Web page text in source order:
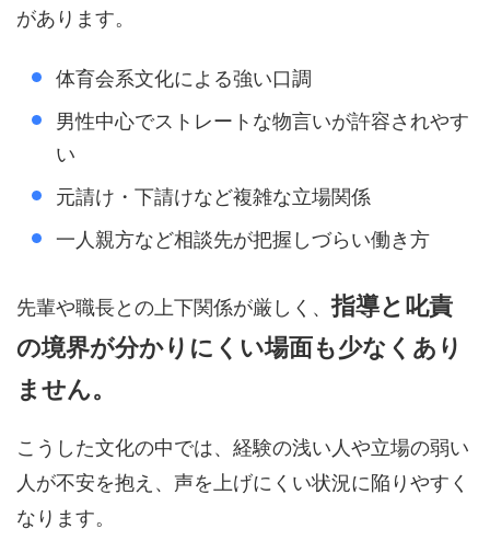
があります。
体育会系文化による強い口調
男性中心でストレートな物言いが許容されやす
い
元請け・下請けなど複雑な立場関係
一人親方など相談先が把握しづらい働き方
先輩や職長との上下関係が厳しく、指導と叱責
の境界が分かりにくい場面も少なくあり
ません。
こうした文化の中では、経験の浅い人や立場の弱い
人が不安を抱え、声を上げにくい状況に陥りやすく
なります。